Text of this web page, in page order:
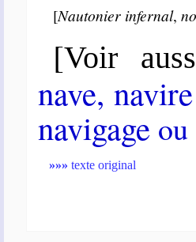
[Nautonier infer­nal,
[Voir
nave,
na­vi­gage ou
»»» texte original